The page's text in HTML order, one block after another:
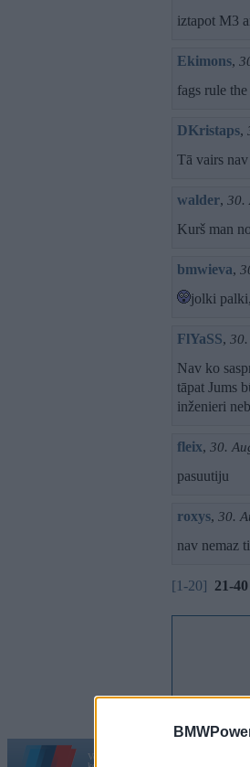
iztapot M3
Ekimons,
fags rule
DKristaps,
Tā vairs
walder, 30.
Kurš man
bmwieva,
jolki
FlYaSS,
Nav ko
tāpat Jums
inženieri
fleix, 30.
pasuutiju
roxys, 30.
nav nemaz
[1-20] 21-40
Vortāls BMWPower.lv darbojas